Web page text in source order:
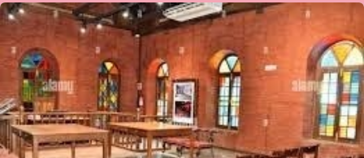
“ಕೋರ್ಟು
ಕೊಠಡಿಯೊಳಗೆ”
ಒಂದುನೋಟ
ಡಾ.
ಜಿ.
ಪಿ.
ಕುಸುಮಾ
ಮುಂಬಯಿ